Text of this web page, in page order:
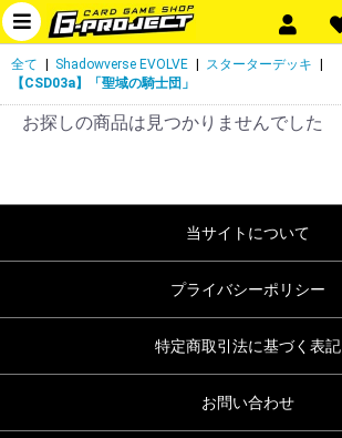
全て Shadowverse EVOLVE スターターデッキ
【CSD03a】「聖域の騎士団」
お探しの商品は見つかりませんでした
当サイトについて
プライバシーポリシー
特定商取引法に基づく表記
お問い合わせ